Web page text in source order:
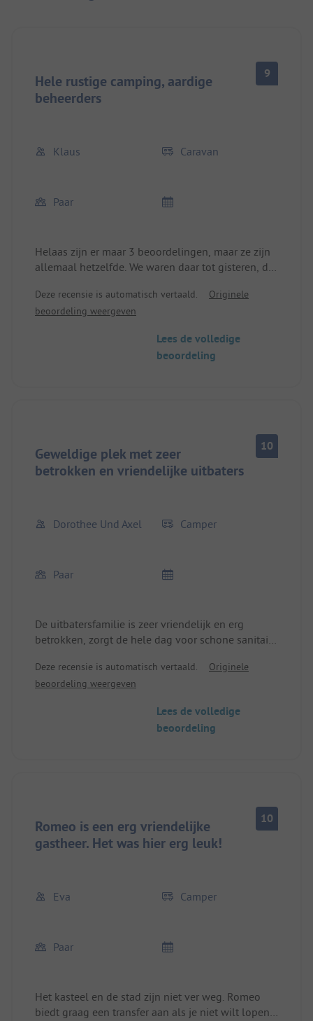
Hele rustige camping, aardige
beheerders
9
Klaus Caravan
Paar
Helaas zijn er maar 3 beoordelingen, maar ze zijn
allemaal hetzelfde. We waren daar tot gisteren, de
erg goed en de locatie was heel rustig.
Deze recensie is automatisch vertaald.
Originele
beoordeling weergeven
Lees de volledige
beoordeling
Geweldige plek met zeer
betrokken en vriendelijke uitbaters
10
Dorothee Und Axel Camper
Paar
De uitbatersfamilie is zeer vriendelijk en erg
betrokken, zorgt de hele dag voor schone sanitaire
tips voor activiteiten. De plek is door opgezette
zeilen redelijk goed beschaduwd. 's Avonds is er
lokaal menu van de baas van de plek voor 10
euro. We waren zeer tevreden en komen graag
Deze recensie is automatisch vertaald.
Originele
beoordeling weergeven
Lees de volledige
beoordeling
Romeo is een erg vriendelijke
gastheer. Het was hier erg leuk!
10
Eva Camper
Paar
Het kasteel en de stad zijn niet ver weg. Romeo
biedt graag een transfer aan als je niet wilt lopen.